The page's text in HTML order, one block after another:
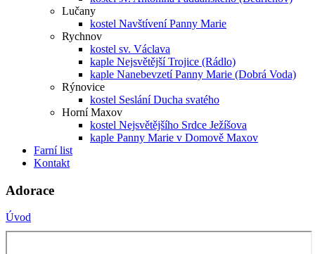
Lučany
kostel Navštívení Panny Marie
Rychnov
kostel sv. Václava
kaple Nejsvětější Trojice (Rádlo)
kaple Nanebevzetí Panny Marie (Dobrá Voda)
Rýnovice
kostel Seslání Ducha svatého
Horní Maxov
kostel Nejsvětějšího Srdce Ježíšova
kaple Panny Marie v Domově Maxov
Farní list
Kontakt
Adorace
Úvod